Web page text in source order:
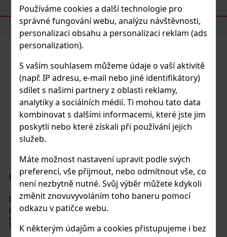
Používáme cookies a další technologie pro
správné fungování webu, analýzu návštěvnosti,
personalizaci obsahu a personalizaci reklam (ads
personalization).
S vaším souhlasem můžeme údaje o vaší aktivitě
(např. IP adresu, e-mail nebo jiné identifikátory)
sdílet s našimi partnery z oblasti reklamy,
analytiky a sociálních médií. Ti mohou tato data
kombinovat s dalšími informacemi, které jste jim
poskytli nebo které získali při používání jejich
služeb.
Máte možnost nastavení upravit podle svých
preferencí, vše přijmout, nebo odmítnout vše, co
není nezbytně nutné. Svůj výběr můžete kdykoli
změnit znovuvyvoláním toho baneru pomocí
odkazu v patičce webu.
K některým údajům a cookies přistupujeme i bez
PODOBNÉ PRODUKTY
HAUSWIRTH Mozartkipferl 100g
SKLADEM(> 5 ks)
HAUSWIRTH Mozartkipferl jsou jemné čokoládové cukrovinky
inspirované klasickou kombinací nugátu, marcipánu a čokolády.
Uvnitř se spojuje lahodná náplň s marcipánovým a nugátovým
charakterem, zatímco povrch je obalený v čokoládě a doplněný